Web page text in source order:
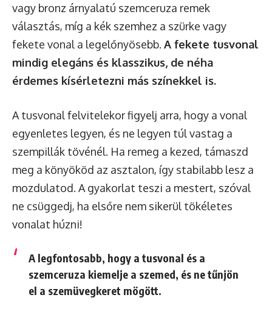
vagy bronz árnyalatú szemceruza remek
választás, míg a kék szemhez a szürke vagy
fekete vonal a legelőnyösebb. A fekete tusvonal
mindig elegáns és klasszikus, de néha
érdemes kísérletezni más színekkel is.
A tusvonal felvitelekor figyelj arra, hogy a vonal
egyenletes legyen, és ne legyen túl vastag a
szempillák tövénél. Ha remeg a kezed, támaszd
meg a könyököd az asztalon, így stabilabb lesz a
mozdulatod. A gyakorlat teszi a mestert, szóval
ne csüggedj, ha elsőre nem sikerül tökéletes
vonalat húzni!
A legfontosabb, hogy a tusvonal és a
szemceruza kiemelje a szemed, és ne tűnjön
el a szemüvegkeret mögött.